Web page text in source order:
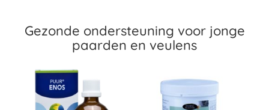
Gezonde ondersteuning voor jonge
paarden en veulens